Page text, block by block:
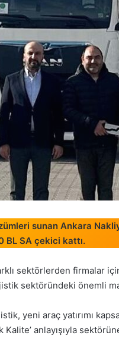
sunan Ankara
BL SA çekici kattı.
sektörlerden firmalar
sektöründeki önemli
yeni araç yatırımı
Kalite’ anlayışıyla